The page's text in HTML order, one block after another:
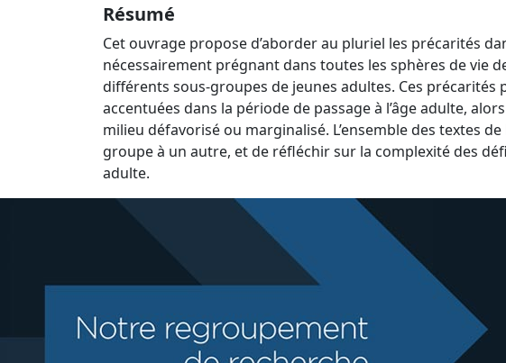
Résumé
Cet ouvrage propose d’aborder au pluriel les précarités
nécessairement prégnant dans toutes les sphères de vie
différents sous-groupes de jeunes adultes. Ces précarités
accentuées dans la période de passage à l’âge adulte,
milieu défavorisé ou marginalisé. L’ensemble des textes
groupe à un autre, et de réfléchir sur la complexité des
adulte.